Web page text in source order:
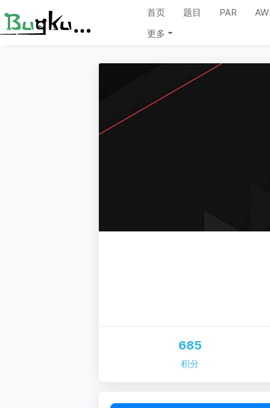
首页 题目 PAR
更多
685
积分